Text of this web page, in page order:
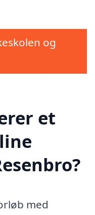
og
et
med